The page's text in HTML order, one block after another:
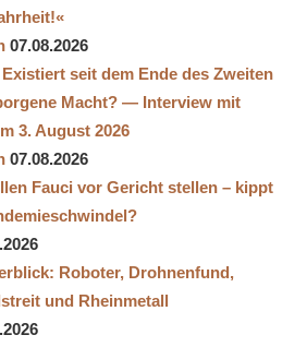
07.08.2026
seit dem Ende des Zweiten
Macht? — Interview mit
3. August 2026
07.08.2026
Fauci vor Gericht stellen – kippt
Roboter, Drohnenfund,
und Rheinmetall